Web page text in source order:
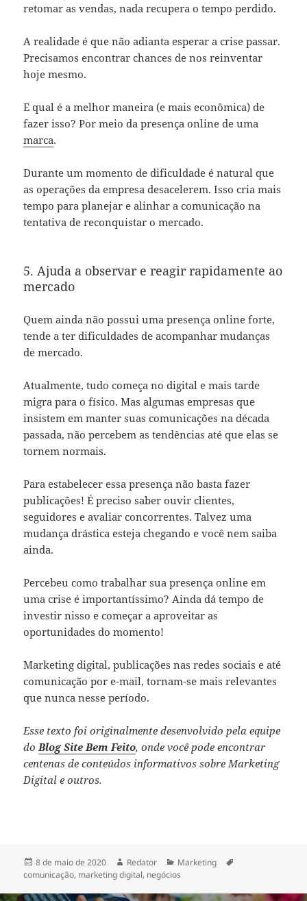
retomar as vendas, nada recupera o tempo perdido.
A realidade é que não adianta esperar a crise passar.
Precisamos encontrar chances de nos reinventar
hoje mesmo.
E qual é a melhor maneira (e mais econômica) de
fazer isso? Por meio da presença online de uma
marca.
Durante um momento de dificuldade é natural que
as operações da empresa desacelerem. Isso cria mais
tempo para planejar e alinhar a comunicação na
tentativa de reconquistar o mercado.
5. Ajuda a observar e reagir rapidamente ao
mercado
Quem ainda não possui uma presença online forte,
tende a ter dificuldades de acompanhar mudanças
de mercado.
Atualmente, tudo começa no digital e mais tarde
migra para o físico. Mas algumas empresas que
insistem em manter suas comunicações na década
passada, não percebem as tendências até que elas se
tornem normais.
Para estabelecer essa presença não basta fazer
publicações! É preciso saber ouvir clientes,
seguidores e avaliar concorrentes. Talvez uma
mudança drástica esteja chegando e você nem saiba
ainda.
Percebeu como trabalhar sua presença online em
uma crise é importantíssimo? Ainda dá tempo de
investir nisso e começar a aproveitar as
oportunidades do momento!
Marketing digital, publicações nas redes sociais e até
comunicação por e-mail, tornam-se mais relevantes
que nunca nesse período.
Esse texto foi originalmente desenvolvido pela equipe
do Blog Site Bem Feito, onde você pode encontrar
centenas de conteúdos informativos sobre Marketing
Digital e outros.
Publicado
em
8 de maio de 2020 Autor
Redator Categorias
Marketing
comunicação, marketing digital, negócios